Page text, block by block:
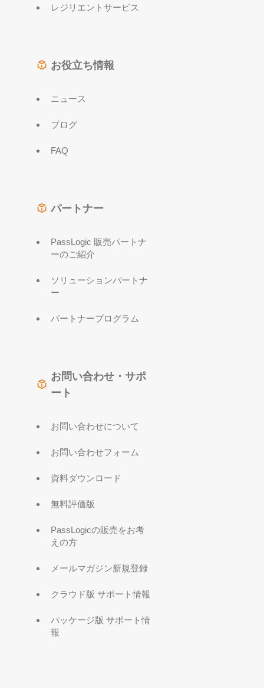
レジリエントサービス
お役立ち情報
ニュース
ブログ
FAQ
パートナー
PassLogic 販売パートナ
ーのご紹介
ソリューションパートナ
ー
パートナープログラム
お問い合わせ・サポ
ート
お問い合わせについて
お問い合わせフォーム
資料ダウンロード
無料評価版
PassLogicの販売をお考
えの方
メールマガジン新規登録
クラウド版 サポート情報
パッケージ版 サポート情
報